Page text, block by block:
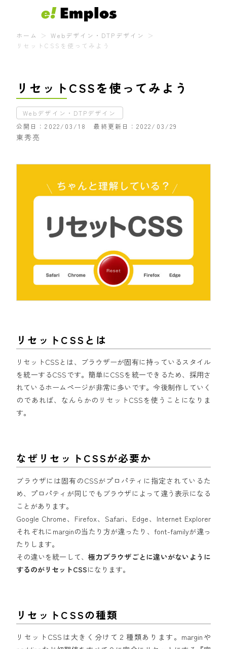
ホーム
Webデザイン・DTPデザイン
リセットCSSを使ってみよう
リセットCSSを使ってみよう
Webデザイン・DTPデザイン
公開日
2022/03/18 最終更新日 2022/03/29
東秀亮
リセットCSSとは
リセットCSSとは、ブラウザーが固有に持っているスタイル
を統一するCSSです。簡単にCSSを統一できるため、採用さ
れているホームページが非常に多いです。今後制作していく
のであれば、なんらかのリセットCSSを使うことになりま
す。
なぜリセットCSSが必要か
ブラウザには固有のCSSがプロパティに指定されているた
め、プロパティが同じでもブラウザによって違う表示になる
ことがあります。
Google Chrome、Firefox、Safari、Edge、Internet Explorer
それぞれにmarginの当たり方が違ったり、font-familyが違っ
たりします。
その違いを統一して、極力ブラウザごとに違いがないように
するのがリセットCSSになります。
リセットCSSの種類
リセットCSSは大きく分けて２種類あります。marginや